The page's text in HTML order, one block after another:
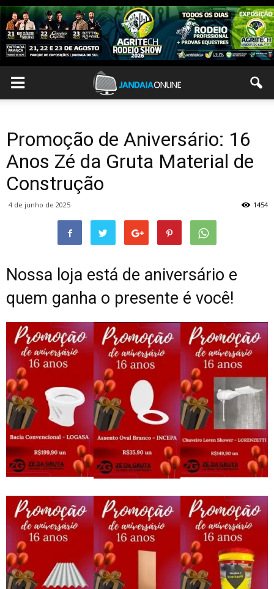
Promoção de Aniversário: 16
Anos Zé da Gruta Material de
Construção
4 de junho de 2025 1454
Nossa loja está de aniversário e
quem ganha o presente é você!